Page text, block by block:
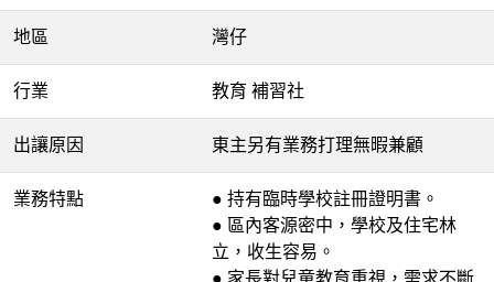
地區 灣仔
行業 教育 補習社
出讓原因 東主另有業務打理無暇兼顧
業務特點
● 持有臨時學校註冊證明書。
● 區內客源密中，學校及住宅林
立，收生容易。
● 家長對兒童教育重視，需求不斷